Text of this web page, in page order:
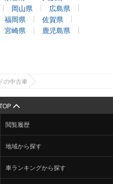
岡山県
広島県
福岡県
佐賀県
宮崎県
鹿児島県
の中古車
閲覧履歴
地域から探す
車ランキングから探す